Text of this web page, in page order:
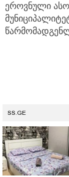
ეროვნული
SS.GE